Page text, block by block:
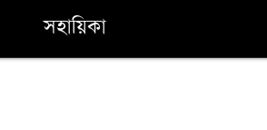
সহায়িকা